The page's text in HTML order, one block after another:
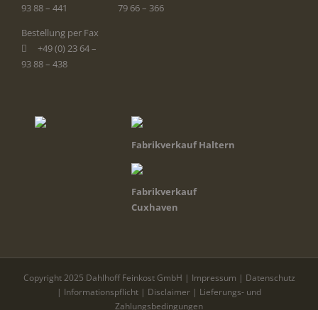
93 88 – 441
Bestellung per Fax
+49 (0) 23 64 –
93 88 – 438
79 66 – 366
Fabrikverkauf Haltern
Fabrikverkauf
Cuxhaven
Copyright 2025 Dahlhoff Feinkost GmbH | Impressum | Datenschutz
| Informationspflicht | Disclaimer | Lieferungs- und
Zahlungsbedingungen